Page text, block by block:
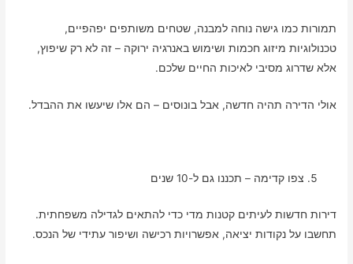
תמורות כמו גישה נוחה למבנה, שטחים משותפים יפהפיים,
טכנולוגיות מיזוג חכמות ושימוש באנרגיה ירוקה – זה לא רק שיפוץ,
אלא שדרוג מסיבי לאיכות החיים שלכם.
אולי הדירה תהיה חדשה, אבל בונוסים – הם אלו שיעשו את ההבדל.
צפו קדימה – תכננו גם ל-10 שנים
דירות חדשות לעיתים קטנות מדי כדי להתאים לגדילה משפחתית.
תחשבו על נקודות יציאה, אפשרויות רכישה ושיפור עתידי של הנכס.